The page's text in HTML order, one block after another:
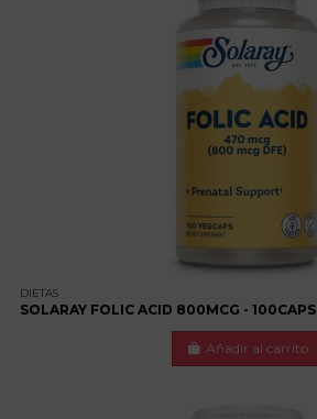
DIETAS
SOLARAY FOLIC ACID 800MCG - 100CAPS
Añadir al carrito